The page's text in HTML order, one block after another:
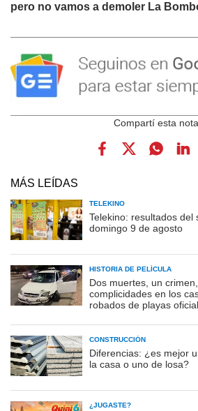
pero no vamos a demoler La
MÁS LEÍDAS
TELEKINO
Telekino: resultados del
domingo 9 de agosto
HISTORIA DE PELÍCULA
Dos muertes, un
complicidades en los
robados de playas
CONSTRUCCIÓN
Diferencias: ¿es mejor
la casa o uno de losa?
¿JUGASTE?